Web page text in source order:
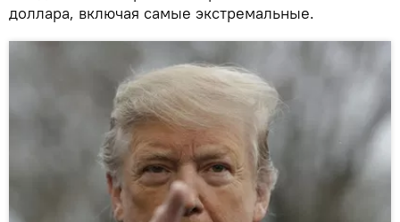
доллара, включая самые экстремальные.